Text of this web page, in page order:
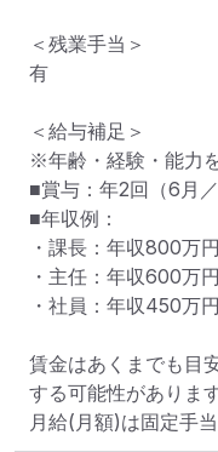
＜残業手当＞
有
＜給与補足＞
※年齢・経験・能力
■賞与：年2回（6月／
■年収例：
・課長：年収800万
・主任：年収600万
・社員：年収450万
賃金はあくまでも目
する可能性があります
月給(月額)は固定手